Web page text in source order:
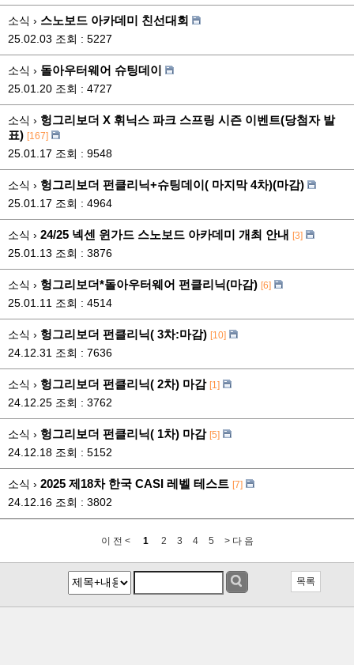
소식 › 스노보드 아카데미 친선대회
25.02.03 조회 : 5227
소식 › 돌아우터웨어 슈팅데이
25.01.20 조회 : 4727
소식 › 헝그리보더 X 휘닉스 파크 스프링 시즌 이벤트(당첨자 발
표) [167]
25.01.17 조회 : 9548
소식 › 헝그리보더 펀클리닉+슈팅데이( 마지막 4차)(마감)
25.01.17 조회 : 4964
소식 › 24/25 넥센 윈가드 스노보드 아카데미 개최 안내 [3]
25.01.13 조회 : 3876
소식 › 헝그리보더*돌아우터웨어 펀클리닉(마감) [6]
25.01.11 조회 : 4514
소식 › 헝그리보더 펀클리닉( 3차:마감) [10]
24.12.31 조회 : 7636
소식 › 헝그리보더 펀클리닉( 2차) 마감 [1]
24.12.25 조회 : 3762
소식 › 헝그리보더 펀클리닉( 1차) 마감 [5]
24.12.18 조회 : 5152
소식 › 2025 제18차 한국 CASI 레벨 테스트 [7]
24.12.16 조회 : 3802
이 전 < 1 2 3 4 5 > 다 음
목록